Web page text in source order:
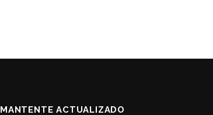
MANTENTE ACTUALIZADO